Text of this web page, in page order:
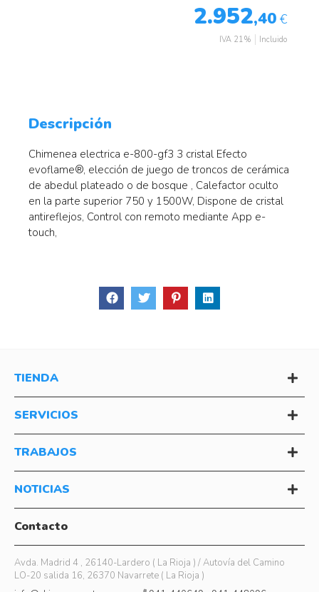
2.952,40 €
IVA 21% Incluido
Descripción
Chimenea electrica e-800-gf3 3 cristal Efecto
evoflame®, elección de juego de troncos de cerámica
de abedul plateado o de bosque , Calefactor oculto
en la parte superior 750 y 1500W, Dispone de cristal
antireflejos, Control con remoto mediante App e-
touch,
TIENDA
SERVICIOS
TRABAJOS
NOTICIAS
Contacto
Avda. Madrid 4 , 26140-Lardero ( La Rioja ) / Autovía del Camino
LO-20 salida 16, 26370 Navarrete ( La Rioja )